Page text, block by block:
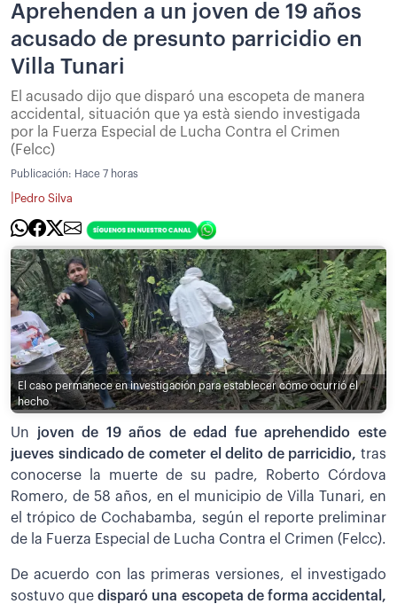
Aprehenden a un joven de 19 años
acusado de presunto parricidio en
Villa Tunari
El acusado dijo que disparó una escopeta de manera
accidental, situación que ya està siendo investigada
por la Fuerza Especial de Lucha Contra el Crimen
(Felcc)
Publicación: Hace 7 horas
Pedro Silva
El caso permanece en investigación para establecer cómo ocurrió el
hecho
Un joven de 19 años de edad fue aprehendido este
jueves sindicado de cometer el delito de parricidio, tras
conocerse la muerte de su padre, Roberto Córdova
Romero, de 58 años, en el municipio de Villa Tunari, en
el trópico de Cochabamba, según el reporte preliminar
de la Fuerza Especial de Lucha Contra el Crimen (Felcc).
De acuerdo con las primeras versiones, el investigado
sostuvo quedisparó una escopeta de forma accidental,